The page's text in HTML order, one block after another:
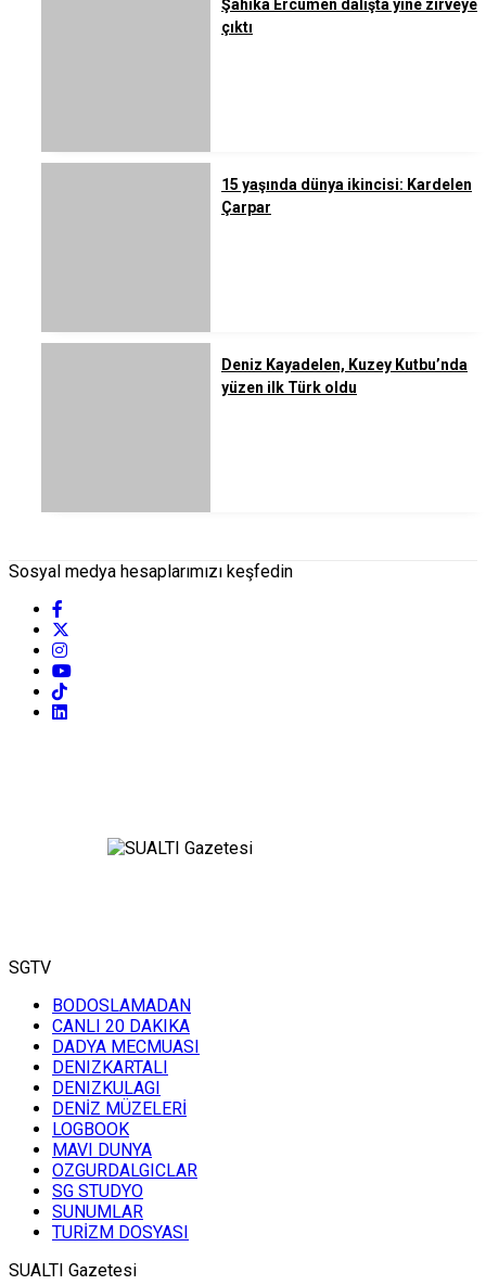
Şahika Ercümen dalışta yine zirveye
çıktı
15 yaşında dünya ikincisi: Kardelen
Çarpar
Deniz Kayadelen, Kuzey Kutbu’nda
yüzen ilk Türk oldu
Sosyal medya hesaplarımızı keşfedin
SGTV
BODOSLAMADAN
CANLI 20 DAKIKA
DADYA MECMUASI
DENIZKARTALI
DENIZKULAGI
DENİZ MÜZELERİ
LOGBOOK
MAVI DUNYA
OZGURDALGICLAR
SG STUDYO
SUNUMLAR
TURİZM DOSYASI
SUALTI Gazetesi